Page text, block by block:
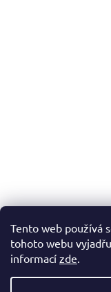
Tento web používá
tohoto webu
informací zde.